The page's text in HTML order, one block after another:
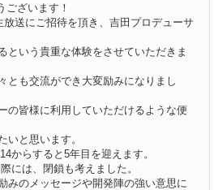
ございます！
放送にご招待を頂き、吉田プロデューサ
という貴重な体験をさせていただきま
とも交流ができ大変励みになりまし
の皆様に利用していただけるような便
いと思います。
からすると5年目を迎えます。
には、閉鎖も考えました。
みのメッセージや開発陣の強い意思に